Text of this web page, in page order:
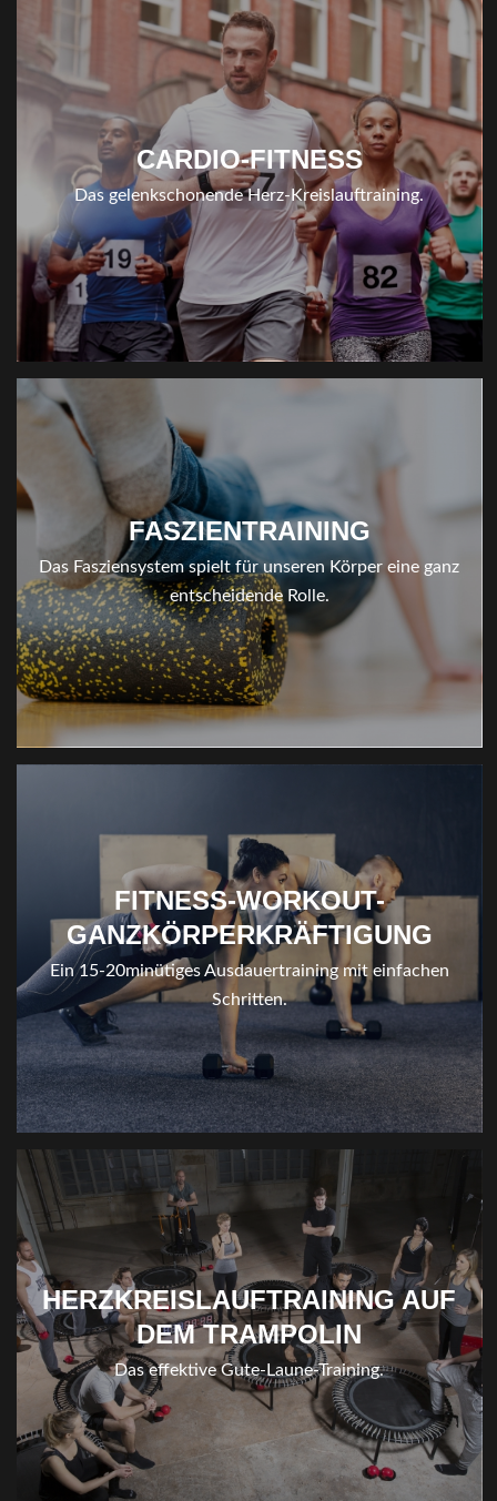
CARDIO-FITNESS
Das gelenkschonende Herz-Kreislauftraining.
FASZIENTRAINING
Das Fasziensystem spielt für unseren Körper eine ganz
entscheidende Rolle.
FITNESS-WORKOUT-
GANZKÖRPERKRÄFTIGUNG
Ein 15-20minütiges Ausdauertraining mit einfachen
Schritten.
HERZKREISLAUFTRAINING AUF
DEM TRAMPOLIN
Das effektive Gute-Laune-Training.